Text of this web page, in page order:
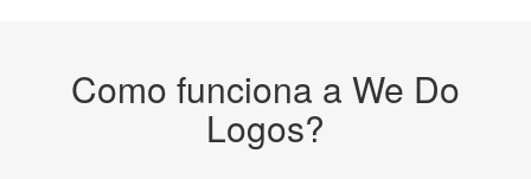
Como funciona a We Do
Logos?